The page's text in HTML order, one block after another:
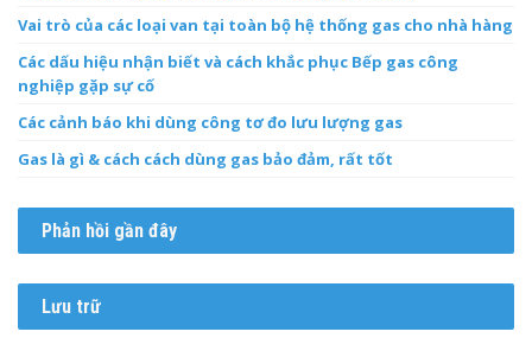
Vai trò của các loại van tại toàn bộ hệ thống gas cho nhà hàng
Các dấu hiệu nhận biết và cách khắc phục Bếp gas công
nghiệp gặp sự cố
Các cảnh báo khi dùng công tơ đo lưu lượng gas
Gas là gì & cách cách dùng gas bảo đảm, rất tốt
Phản hồi gần đây
Lưu trữ